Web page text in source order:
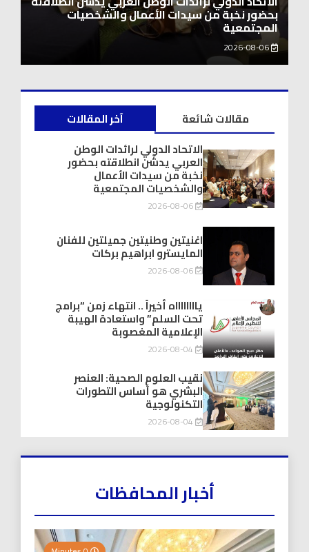
اغنيتين وطنيتين جميلتين للفنان المايسترو ابراهيم
بركات
2026-08-06
آخر المقالات
مقالات شائعة
الاتحاد الدولي لرائدات الوطن
العربي يدشّن انطلاقته بحضور
نخبة من سيدات الأعمال
والشخصيات المجتمعية
2026-08-06
اغنيتين وطنيتين جميلتين للفنان
المايسترو ابراهيم بركات
2026-08-06
يااااااااه أخيراً .. انتهاء زمن “برامج
تحت السلم” واستعادة الهيبة
الإعلامية المغصوبة
2026-08-04
نقيب العلوم الصحية: العنصر
البشري هو أساس التطورات
التكنولوجية
2026-08-04
أخبار المحافظات